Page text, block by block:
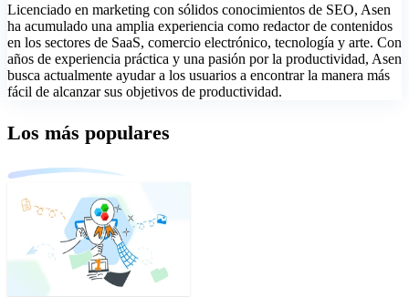
Licenciado en marketing con sólidos conocimientos de SEO, Asen
ha acumulado una amplia experiencia como redactor de contenidos
en los sectores de SaaS, comercio electrónico, tecnología y arte. Con
años de experiencia práctica y una pasión por la productividad, Asen
busca actualmente ayudar a los usuarios a encontrar la manera más
fácil de alcanzar sus objetivos de productividad.
Los más populares